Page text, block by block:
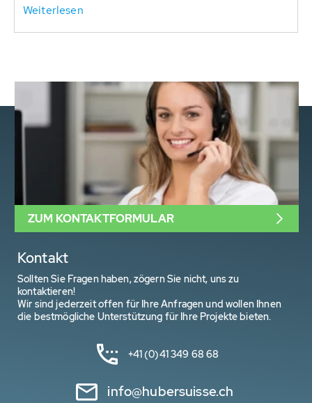
Weiterlesen
Kontakt
Sollten Sie Fragen haben, zögern Sie nicht, uns zu
kontaktieren!
Wir sind jederzeit offen für Ihre Anfragen und wollen Ihnen
die bestmögliche Unterstützung für Ihre Projekte bieten.
+41 (0)41 349 68 68
info@hubersuisse.ch
ZUM KONTAKTFORMULAR